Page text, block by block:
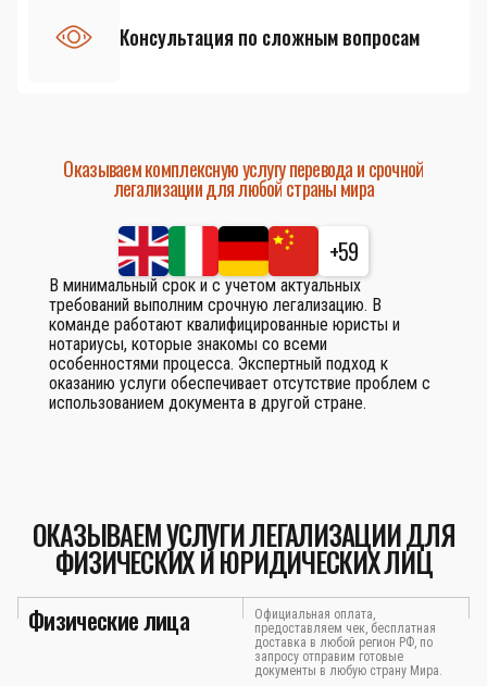
Консультация по сложным вопросам
Оказываем комплексную услугу перевода и срочной
легализации для любой страны мира
+59
В минимальный срок и с учетом актуальных
требований выполним срочную легализацию. В
команде работают квалифицированные юристы и
нотариусы, которые знакомы со всеми
особенностями процесса. Экспертный подход к
оказанию услуги обеспечивает отсутствие проблем с
использованием документа в другой стране.
ОКАЗЫВАЕМ УСЛУГИ ЛЕГАЛИЗАЦИИ ДЛЯ
ФИЗИЧЕСКИХ И ЮРИДИЧЕСКИХ ЛИЦ
Физические лица
Официальная оплата,
предоставляем чек, бесплатная
доставка в любой регион РФ, по
запросу отправим готовые
документы в любую страну Мира.